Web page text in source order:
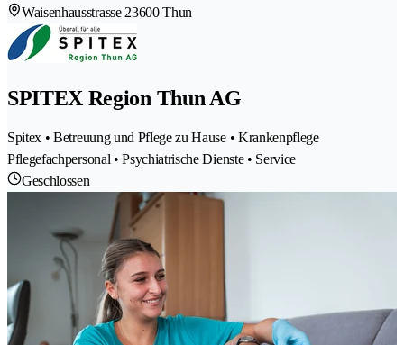
Waisenhausstrasse 23600 Thun
SPITEX Region Thun AG
Spitex • Betreuung und Pflege zu Hause • Krankenpflege
Pflegefachpersonal • Psychiatrische Dienste • Service
Geschlossen